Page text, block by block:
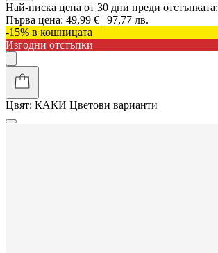
Най-ниска цена от 30 дни преди отстъпката:
Първа цена: 49,99 € | 97,77 лв.
-15% в кошницата
Изгодни отстъпки
Цвят: КАКИ Цветови варианти